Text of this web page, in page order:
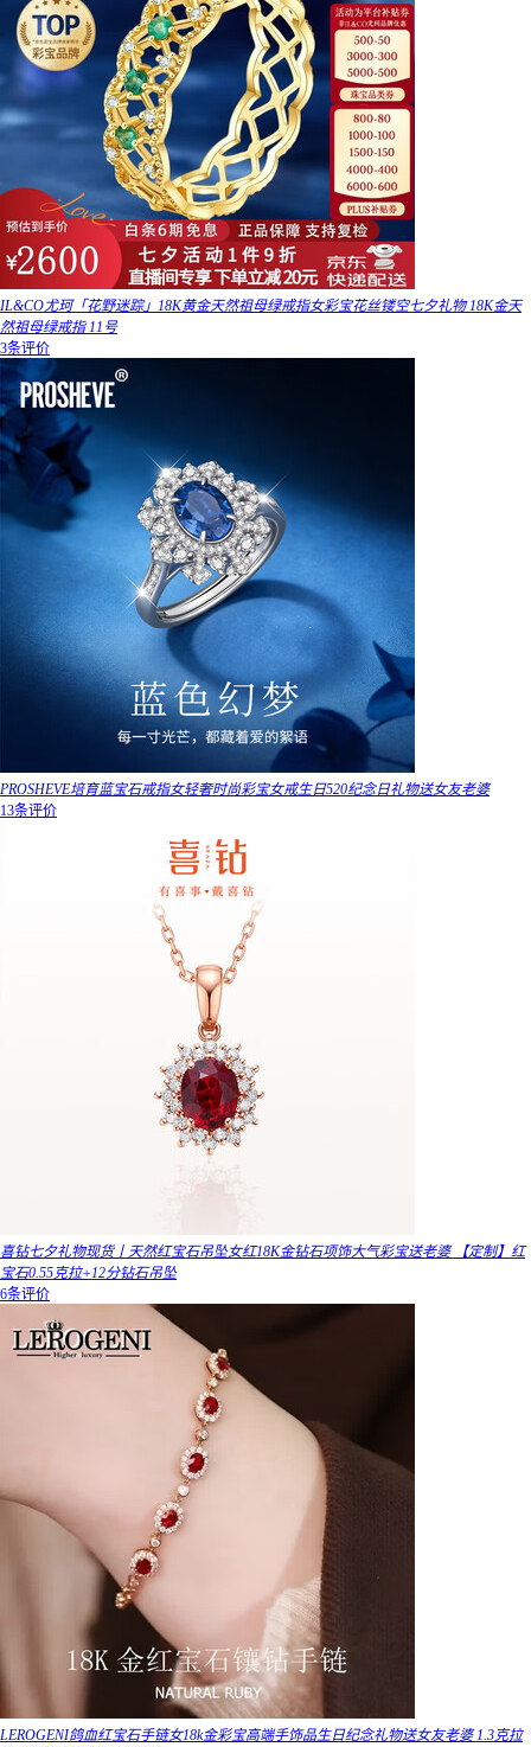
IL&CO尤珂「花野迷踪」18K黄金天然祖母绿戒指女彩宝花丝镂空七夕礼物 18K金天
然祖母绿戒指 11号
3条评价
PROSHEVE培育蓝宝石戒指女轻奢时尚彩宝女戒生日520纪念日礼物送女友老婆
13条评价
喜钻七夕礼物现货丨天然红宝石吊坠女红18K金钻石项饰大气彩宝送老婆 【定制】红
宝石0.55克拉+12分钻石吊坠
6条评价
LEROGENI鸽血红宝石手链女18k金彩宝高端手饰品生日纪念礼物送女友老婆 1.3克拉